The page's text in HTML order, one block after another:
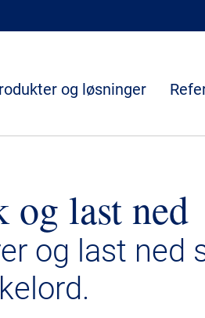
og løsninger
og last ned
og last ned